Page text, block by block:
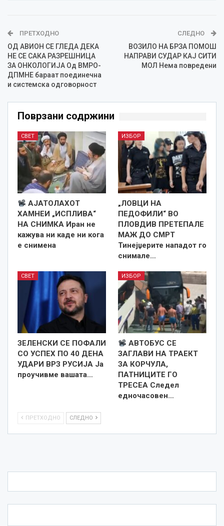
ПРЕТХОДНО
ОД АВИОН СЕ ГЛЕДА ДЕКА
НЕ СЕ САКА РАЗРЕШНИЦА
ЗА ОНКОЛОГИЈА Од ВМРО-
ДПМНЕ бараат поединечна
и системска одговорност
СЛЕДНО
ВОЗИЛО НА БРЗА ПОМОШ
НАПРАВИ СУДАР КАЈ СИТИ
МОЛ Нема повредени
Поврзани содржини
СВЕТ
АЈАТОЛАХОТ
ХАМНЕИ „ИСПЛИВА“
НА СНИМКА Иран не
кажува ни каде ни кога
е снименa
ИЗБОР
„ЛОВЦИ НА
ПЕДОФИЛИ“ ВО
ПЛОВДИВ ПРЕТЕПАЛЕ
МАЖ ДО СМРТ
Тинејџерите нападот го
снимале…
СВЕТ
ЗЕЛЕНСКИ СЕ ПОФАЛИ
СО УСПЕХ ПО 40 ДЕНА
УДАРИ ВРЗ РУСИЈА Ја
проучивме вашата…
ИЗБОР
АВТОБУС СЕ
ЗАГЛАВИ НА ТРАЕКТ
ЗА КОРЧУЛА,
ПАТНИЦИТЕ ГО
ТРЕСЕА Следел
едночасовен…
ПРЕТХОДНО СЛЕДНО